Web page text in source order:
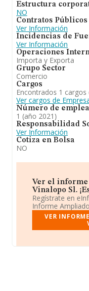
Estructura
NO
Contratos
Ver Información
Incidencias de
Ver Información
Operaciones
Importa y Exporta
Grupo Sector
Comercio
Cargos
Encontrados 1
Ver cargos de
Número de
1 (año 2021)
Responsabilidad
Ver Información
Cotiza en Bolsa
NO
Ver el
Vinalopo Sl.
Regístrate en
Informe
VER